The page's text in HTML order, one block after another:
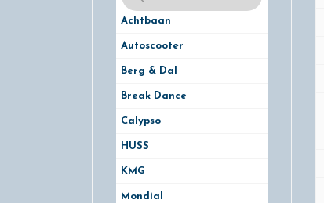
Achtbaan
Autoscooter
Berg & Dal
Break Dance
Calypso
HUSS
KMG
Mondial